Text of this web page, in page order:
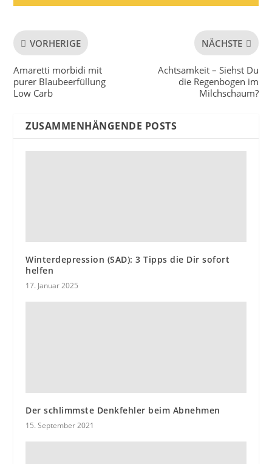
VORHERIGE
Amaretti morbidi mit
purer Blaubeerfüllung
Low Carb
NÄCHSTE
Achtsamkeit – Siehst Du
die Regenbogen im
Milchschaum?
ZUSAMMENHÄNGENDE POSTS
Winterdepression (SAD): 3 Tipps die Dir sofort
helfen
17. Januar 2025
Der schlimmste Denkfehler beim Abnehmen
15. September 2021